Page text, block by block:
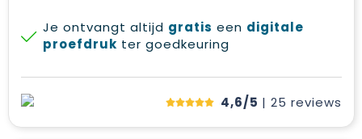
Je ontvangt altijd gratis een digitale
proefdruk ter goedkeuring
4,6/5 | 25 reviews